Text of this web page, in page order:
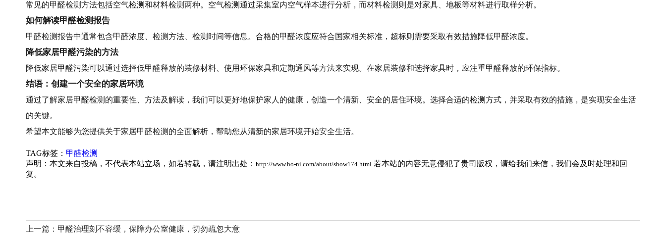
常见的甲醛检测方法包括空气检测和材料检测两种。空气检测通过采集室内空气样本进行分析，而材料检测则是对家具、地板等材料进行取样分析。
如何解读甲醛检测报告
甲醛检测报告中通常包含甲醛浓度、检测方法、检测时间等信息。合格的甲醛浓度应符合国家相关标准，超标则需要采取有效措施降低甲醛浓度。
降低家居甲醛污染的方法
降低家居甲醛污染可以通过选择低甲醛释放的装修材料、使用环保家具和定期通风等方法来实现。在家居装修和选择家具时，应注重甲醛释放的环保指标。
结语：创建一个安全的家居环境
通过了解家居甲醛检测的重要性、方法及解读，我们可以更好地保护家人的健康，创造一个清新、安全的居住环境。选择合适的检测方式，并采取有效的措施，是实现安全生活
的关键。
希望本文能够为您提供关于家居甲醛检测的全面解析，帮助您从清新的家居环境开始安全生活。
TAG标签： 甲醛检测
声明：本文来自投稿，不代表本站立场，如若转载，请注明出处： http://www.ho-ni.com/about/show174.html 若本站的内容无意侵犯了贵司版权，请给我们来信，我们会及时处理和回
复。
上一篇： 甲醛治理刻不容缓，保障办公室健康，切勿疏忽大意